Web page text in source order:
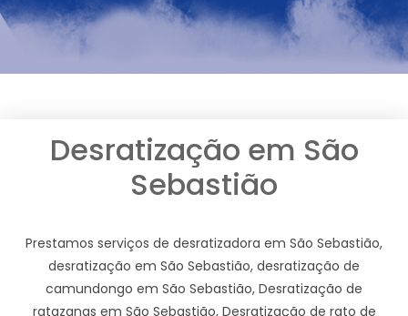
Desratização em São
Sebastião
Prestamos serviços de desratizadora em São Sebastião,
desratização em São Sebastião, desratização de
camundongo em São Sebastião, Desratização de
ratazanas em São Sebastião, Desratização de rato de